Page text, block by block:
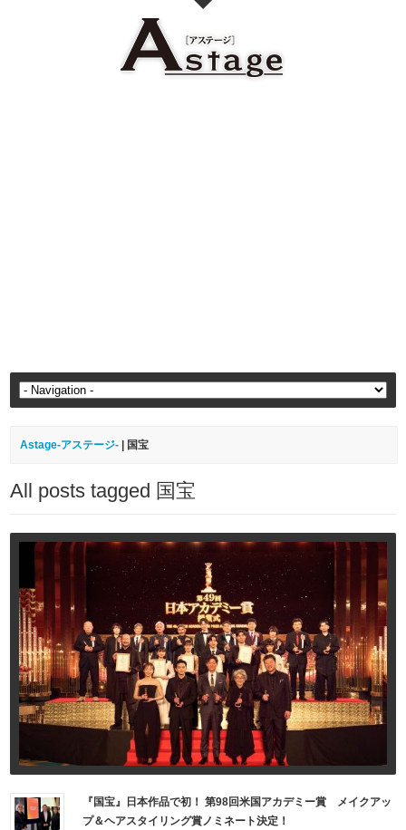
Astage-アステージ- 国宝
All posts tagged 国宝
『国宝』日本作品で初！ 第98回米国アカデミー賞 メイクアッ
プ＆ヘアスタイリング賞ノミネート決定！